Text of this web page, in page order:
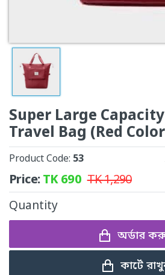
Super Large
Travel Bag (Red
Product Code: 53
Price:TK690 TK1,290
Quantity
অর্ডার
কার্টে